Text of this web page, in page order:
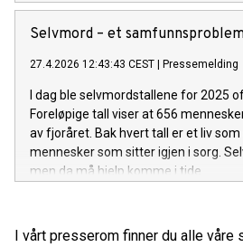
Selvmord – et
27.4.2026 12:43:43 CEST | Pressemelding
I dag ble selvmordstallene for 2025
Foreløpige tall viser at 656
av fjoråret. Bak hvert tall er et liv som
mennesker som sitter igjen i sorg.
men da må hjelp komme i tide.
I vårt presserom finner du alle våre